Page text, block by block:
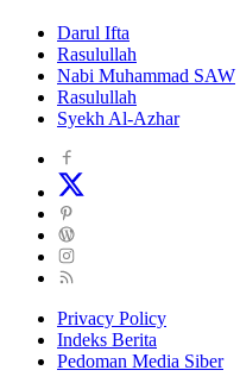
Darul Ifta
Rasulullah
Nabi Muhammad SAW
Rasulullah
Syekh Al-Azhar
Privacy Policy
Indeks Berita
Pedoman Media Siber